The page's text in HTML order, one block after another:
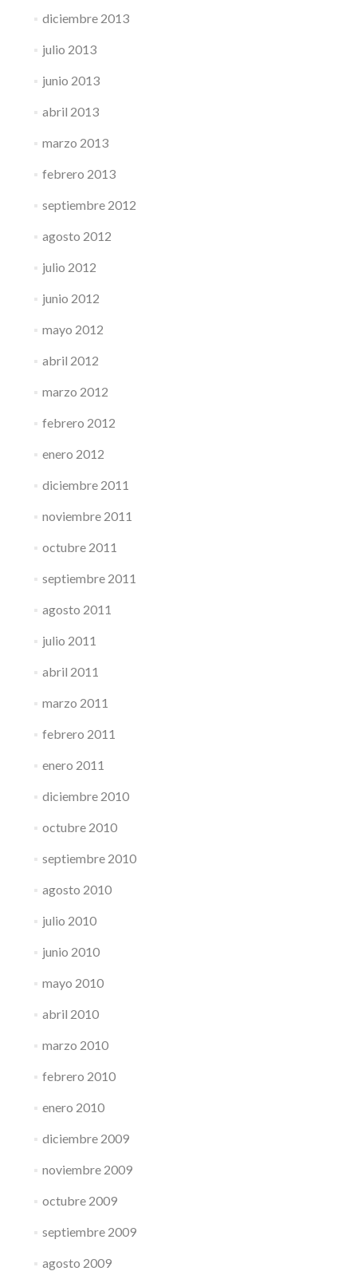
diciembre 2013
julio 2013
junio 2013
abril 2013
marzo 2013
febrero 2013
septiembre 2012
agosto 2012
julio 2012
junio 2012
mayo 2012
abril 2012
marzo 2012
febrero 2012
enero 2012
diciembre 2011
noviembre 2011
octubre 2011
septiembre 2011
agosto 2011
julio 2011
abril 2011
marzo 2011
febrero 2011
enero 2011
diciembre 2010
octubre 2010
septiembre 2010
agosto 2010
julio 2010
junio 2010
mayo 2010
abril 2010
marzo 2010
febrero 2010
enero 2010
diciembre 2009
noviembre 2009
octubre 2009
septiembre 2009
agosto 2009